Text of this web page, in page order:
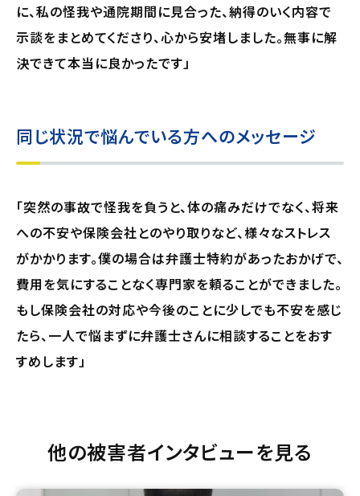
に、私の怪我や通院期間に見合った、納得のいく内容で
示談をまとめてくださり、心から安堵しました。無事に解
決できて本当に良かったです」
同じ状況で悩んでいる方へのメッセージ
「突然の事故で怪我を負うと、体の痛みだけでなく、将来
への不安や保険会社とのやり取りなど、様々なストレス
がかかります。僕の場合は弁護士特約があったおかげで、
費用を気にすることなく専門家を頼ることができました。
もし保険会社の対応や今後のことに少しでも不安を感じ
たら、一人で悩まずに弁護士さんに相談することをおす
すめします」
他の被害者インタビューを見る